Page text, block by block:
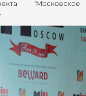
"Московское